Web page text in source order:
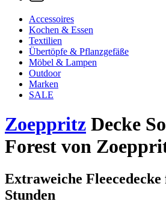
Accessoires
Kochen & Essen
Textilien
Übertöpfe & Pflanzgefäße
Möbel & Lampen
Outdoor
Marken
SALE
Zoeppritz Decke
Forest von
Extraweiche
Stunden